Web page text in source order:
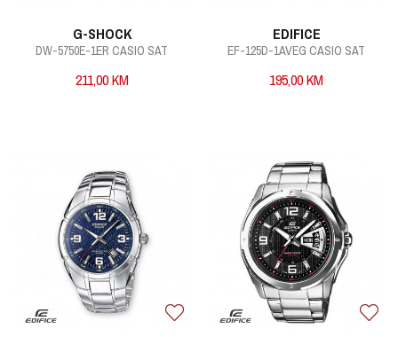
G-SHOCK
DW-5750E-1ER CASIO SAT
211,00KM
EDIFICE
EF-125D-1AVEG CASIO SAT
195,00KM